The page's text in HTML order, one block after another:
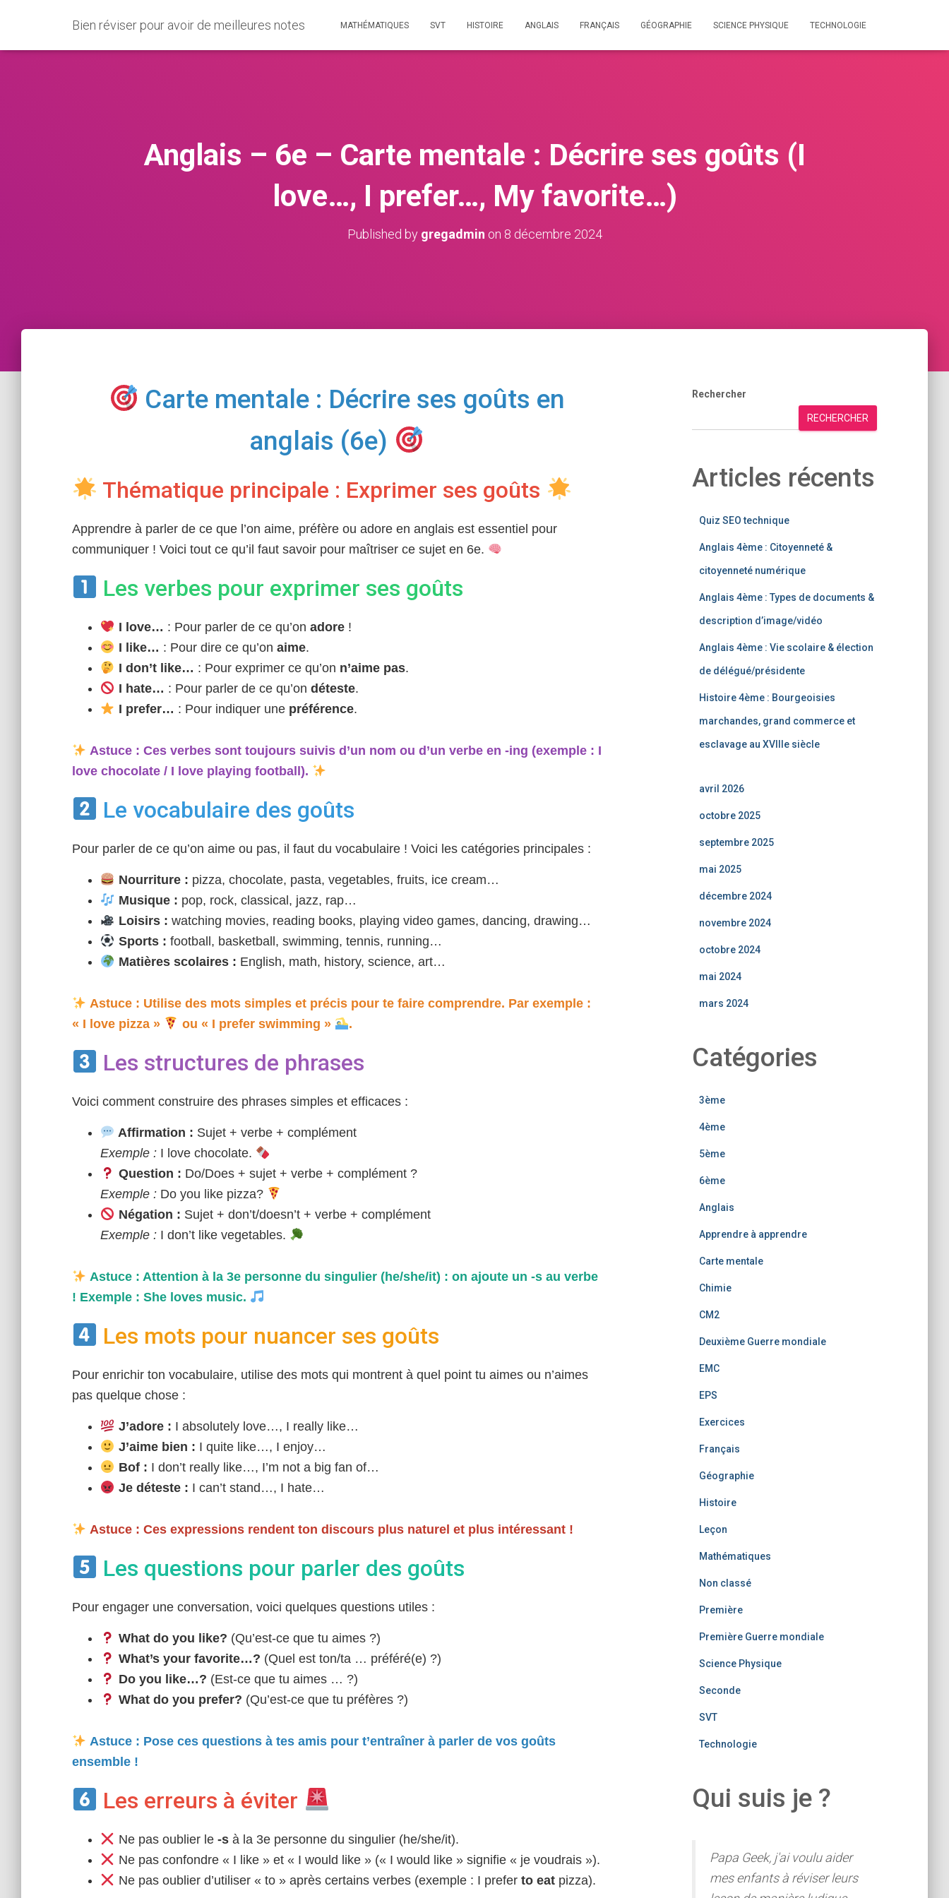
Bien réviser pour avoir de meilleures notes MATHÉMATIQUES SVT HISTOIRE ANGLAIS FRANÇAIS GÉOGRAPHIE SCIENCE PHYSIQUE TECHNOLOGIE
Anglais – 6e – Carte mentale : Décrire ses goûts (I
love…, I prefer…, My favorite…)
Published by gregadmin on 8 décembre 2024
Carte mentale : Décrire ses goûts en
anglais (6e)
Thématique principale : Exprimer ses goûts
Apprendre à parler de ce que l’on aime, préfère ou adore en anglais est essentiel pour
communiquer ! Voici tout ce qu’il faut savoir pour maîtriser ce sujet en 6e.
Les verbes pour exprimer ses goûts
I love… : Pour parler de ce qu’on adore!
I like… : Pour dire ce qu’on aime.
I don’t like… : Pour exprimer ce qu’on n’aime pas.
I hate… : Pour parler de ce qu’on déteste.
I prefer… : Pour indiquer une préférence.
Astuce : Ces verbes sont toujours suivis d’un nom ou d’un verbe en -ing (exemple : I
love chocolate / I love playing football ).
Le vocabulaire des goûts
Pour parler de ce qu’on aime ou pas, il faut du vocabulaire ! Voici les catégories principales :
Nourriture : pizza, chocolate, pasta, vegetables, fruits, ice cream…
Musique : pop, rock, classical, jazz, rap…
Loisirs : watching movies, reading books, playing video games, dancing, drawing…
Sports : football, basketball, swimming, tennis, running…
Matières scolaires : English, math, history, science, art…
Astuce : Utilise des mots simples et précis pour te faire comprendre. Par exemple :
« I love pizza »
ou « I prefer swimming » .
Les structures de phrases
Voici comment construire des phrases simples et efficaces :
Affirmation : Sujet + verbe + complément
Exemple : I love chocolate.
Question : Do/Does + sujet + verbe + complément ?
Exemple : Do you like pizza?
Négation : Sujet + don’t/doesn’t + verbe + complément
Exemple : I don’t like vegetables.
Astuce : Attention à la 3e personne du singulier (he/she/it) : on ajoute un -sau verbe
! Exemple : She loves music.
Les mots pour nuancer ses goûts
Pour enrichir ton vocabulaire, utilise des mots qui montrent à quel point tu aimes ou n’aimes
pas quelque chose :
J’adore : I absolutely love…, I really like…
J’aime bien : I quite like…, I enjoy…
Bof : I don’t really like…, I’m not a big fan of…
Je déteste : I can’t stand…, I hate…
Astuce : Ces expressions rendent ton discours plus naturel et plus intéressant !
Les questions pour parler des goûts
Pour engager une conversation, voici quelques questions utiles :
What do you like? (Qu’est-ce que tu aimes ?)
What’s your favorite…? (Quel est ton/ta … préféré(e) ?)
Do you like…? (Est-ce que tu aimes … ?)
What do you prefer? (Qu’est-ce que tu préfères ?)
Astuce : Pose ces questions à tes amis pour t’entraîner à parler de vos goûts
ensemble !
Les erreurs à éviter
Ne pas oublier le -sà la 3e personne du singulier (he/she/it).
Ne pas confondre « I like » et « I would like » (« I would like » signifie « je voudrais »).
Ne pas oublier d’utiliser « to » après certains verbes (exemple : I prefer to eatpizza).
Rechercher
RECHERCHER
Articles récents
Quiz SEO technique
Anglais 4ème : Citoyenneté &
citoyenneté numérique
Anglais 4ème : Types de documents &
description d’image/vidéo
Anglais 4ème : Vie scolaire & élection
de délégué/présidente
Histoire 4ème : Bourgeoisies
marchandes, grand commerce et
esclavage au XVIIIe siècle
avril 2026
octobre 2025
septembre 2025
mai 2025
décembre 2024
novembre 2024
octobre 2024
mai 2024
mars 2024
Catégories
3ème
4ème
5ème
6ème
Anglais
Apprendre à apprendre
Carte mentale
Chimie
CM2
Deuxième Guerre mondiale
EMC
EPS
Exercices
Français
Géographie
Histoire
Leçon
Mathématiques
Non classé
Première
Première Guerre mondiale
Science Physique
Seconde
SVT
Technologie
Qui suis je ?
Papa Geek, j'ai voulu aider
mes enfants à réviser leurs